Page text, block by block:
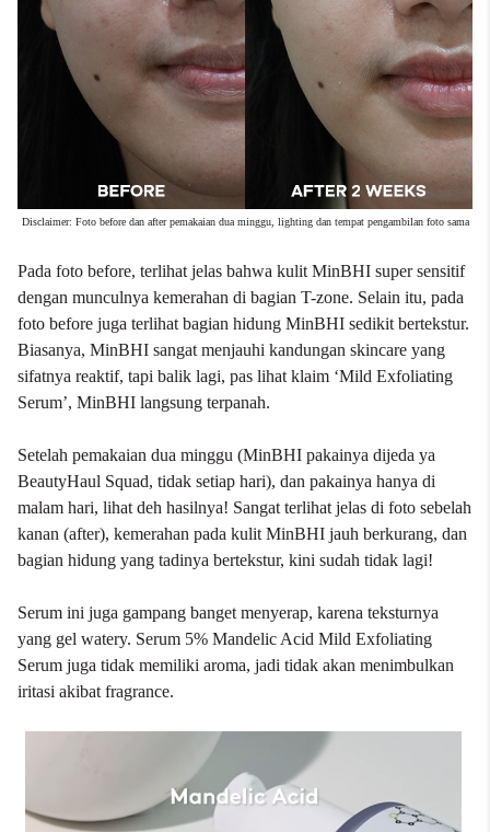
Disclaimer: Foto before dan after pemakaian dua minggu, lighting dan tempat pengambilan foto sama
Pada foto before, terlihat jelas bahwa kulit MinBHI super sensitif
dengan munculnya kemerahan di bagian T-zone. Selain itu, pada
foto before juga terlihat bagian hidung MinBHI sedikit bertekstur.
Biasanya, MinBHI sangat menjauhi kandungan skincare yang
sifatnya reaktif, tapi balik lagi, pas lihat klaim ‘Mild Exfoliating
Serum’, MinBHI langsung terpanah.
Setelah pemakaian dua minggu (MinBHI pakainya dijeda ya
BeautyHaul Squad, tidak setiap hari), dan pakainya hanya di
malam hari, lihat deh hasilnya! Sangat terlihat jelas di foto sebelah
kanan (after), kemerahan pada kulit MinBHI jauh berkurang, dan
bagian hidung yang tadinya bertekstur, kini sudah tidak lagi!
Serum ini juga gampang banget menyerap, karena teksturnya
yang gel watery. Serum 5% Mandelic Acid Mild Exfoliating
Serum juga tidak memiliki aroma, jadi tidak akan menimbulkan
iritasi akibat fragrance.